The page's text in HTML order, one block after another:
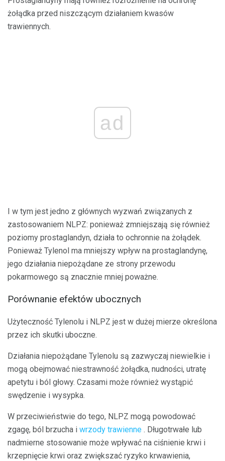
żołądka przed niszczącym działaniem kwasów
trawiennych.
ad
I w tym jest jedno z głównych wyzwań związanych z
zastosowaniem NLPZ: ponieważ zmniejszają się również
poziomy prostaglandyn, działa to ochronnie na żołądek.
Ponieważ Tylenol ma mniejszy wpływ na prostaglandynę,
jego działania niepożądane ze strony przewodu
pokarmowego są znacznie mniej poważne.
Porównanie efektów ubocznych
Użyteczność Tylenolu i NLPZ jest w dużej mierze określona
przez ich skutki uboczne.
Działania niepożądane Tylenolu są zazwyczaj niewielkie i
mogą obejmować niestrawność żołądka, nudności, utratę
apetytu i ból głowy. Czasami może również wystąpić
swędzenie i wysypka.
W przeciwieństwie do tego, NLPZ mogą powodować
zgagę, ból brzucha i wrzody trawienne . Długotrwałe lub
nadmierne stosowanie może wpływać na ciśnienie krwi i
krzepnięcie krwi oraz zwiększać ryzyko krwawienia,